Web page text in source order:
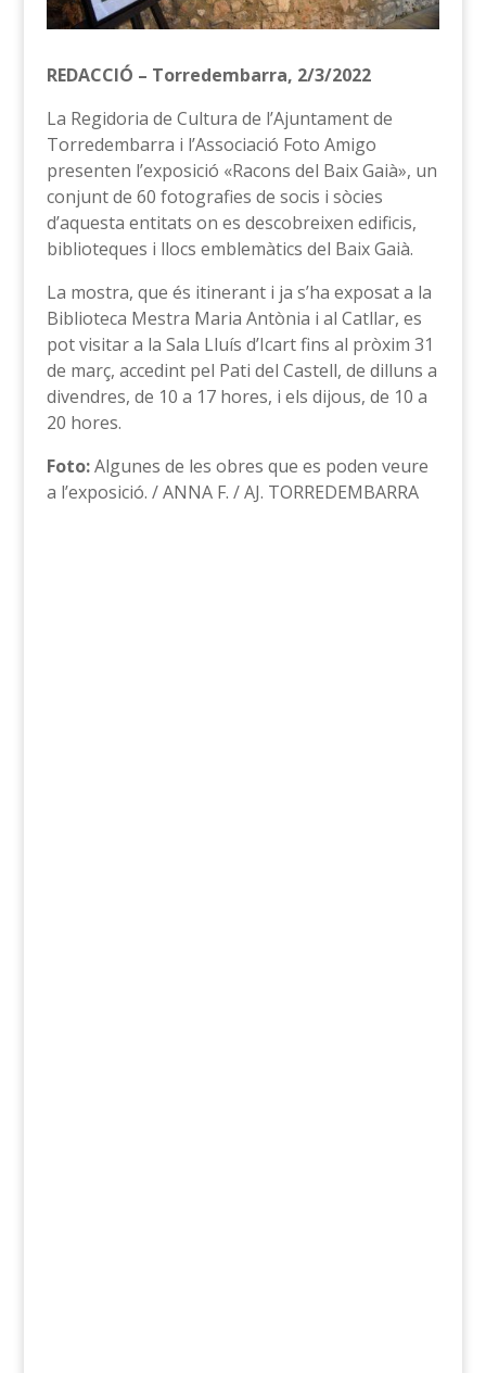
REDACCIÓ – Torredembarra, 2/3/2022
La Regidoria de Cultura de l’Ajuntament de
Torredembarra i l’Associació Foto Amigo
presenten l’exposició «Racons del Baix Gaià», un
conjunt de 60 fotografies de socis i sòcies
d’aquesta entitats on es descobreixen edificis,
biblioteques i llocs emblemàtics del Baix Gaià.
La mostra, que és itinerant i ja s’ha exposat a la
Biblioteca Mestra Maria Antònia i al Catllar, es
pot visitar a la Sala Lluís d’Icart fins al pròxim 31
de març, accedint pel Pati del Castell, de dilluns a
divendres, de 10 a 17 hores, i els dijous, de 10 a
20 hores.
Foto:Algunes de les obres que es poden veure
a l’exposició. / ANNA F. / AJ. TORREDEMBARRA